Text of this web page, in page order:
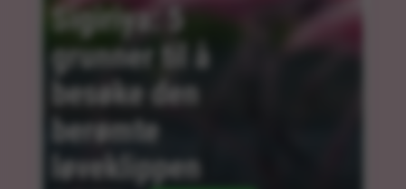
Sigiriya: 5
grunner til å
besøke den
berømte
løveklippen